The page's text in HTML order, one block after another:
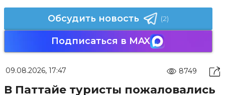
Обсудить новость (2)
Подписаться в MAX
09.08.2026, 17:47 8749
В Паттайе туристы пожаловались